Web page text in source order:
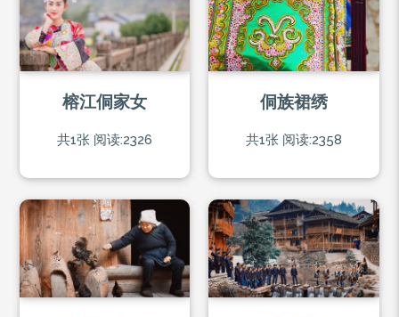
榕江侗家女
共1张 阅读:2326
侗族裙绣
共1张 阅读:2358